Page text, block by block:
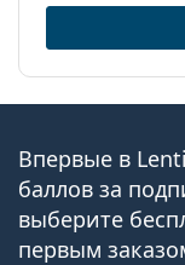
Впервые в
баллов за
выберите
первым